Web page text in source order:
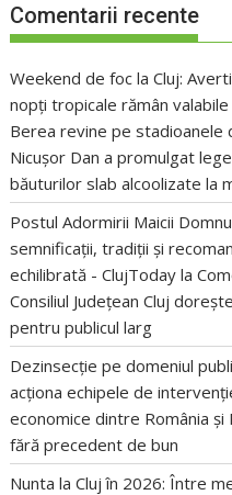
Comentarii recente
Weekend de foc la Cluj:
nopți tropicale rămân
Berea revine pe stadioanele
Nicușor Dan a promulgat
băuturilor slab alcoolizate la
Postul Adormirii Maicii
semnificații, tradiții și
echilibrată - ClujToday la
Consiliul Județean Cluj
pentru publicul larg
Dezinsecție pe domeniul
acționa echipele de
economice dintre România și
fără precedent de bun
Nunta la Cluj în 2026: Între